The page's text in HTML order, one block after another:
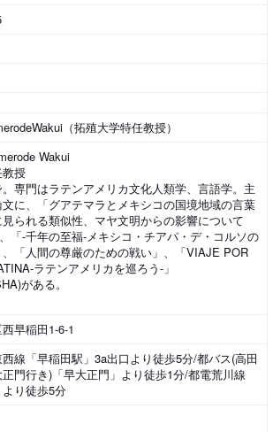
（拓殖大学特任教授）
Wakui
授
専門はラテンアメリカ文化人類学、言語学。主
に、「グアテマラとメキシコの国境地域の言葉
られる類似性、マヤ文明からの影響について
「-千年の至福-メキシコ・チアパ・デ・コルソの
「人間の尊厳のための戦い」、「VIAJE POR
ラテンアメリカを巡ろう-」
がある。
早稲田1-6-1
線「早稲田駅」3a出口より徒歩5分/都バス(高田
門行き)「早大正門」より徒歩1分/都電荒川線
より徒歩5分